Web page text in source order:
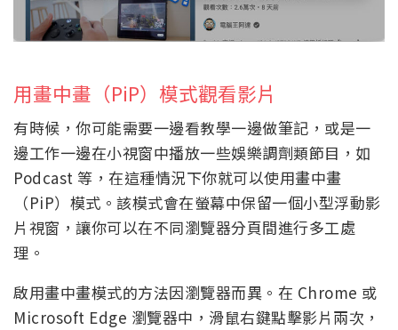
用畫中畫（PiP）模式觀看影片
有時候，你可能需要一邊看教學一邊做筆記，或是一
邊工作一邊在小視窗中播放一些娛樂調劑類節目，如
Podcast 等，在這種情況下你就可以使用畫中畫
（PiP）模式。該模式會在螢幕中保留一個小型浮動影
片視窗，讓你可以在不同瀏覽器分頁間進行多工處
理。
啟用畫中畫模式的方法因瀏覽器而異。在 Chrome 或
Microsoft Edge 瀏覽器中，滑鼠右鍵點擊影片兩次，